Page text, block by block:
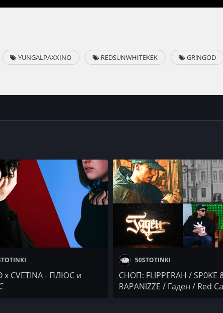
YUNGALPAXXINO REDSUNWHITEKEK GR!NGOD
CVETINA - ПЛЮС и
50STOTINKI
СНОП: FLIPPERAH / SP0KE
RAPANIZZE / Гаден / Red